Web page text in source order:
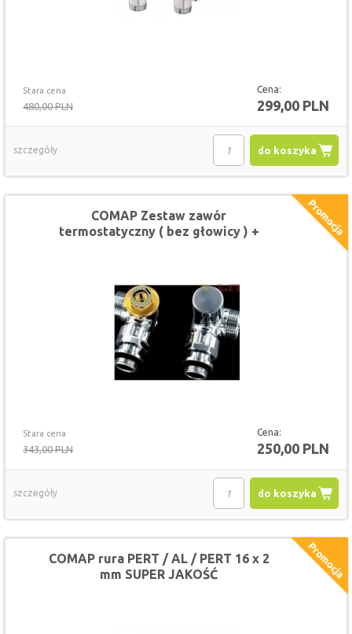
Stara cena
480,00 PLN
Cena:
299,00 PLN
do koszyka
szczegóły
Stara cena
343,00 PLN
Cena:
250,00 PLN
COMAP Zestaw zawór
termostatyczny ( bez głowicy ) +
do koszyka
szczegóły
COMAP rura PERT / AL / PERT 16 x 2
mm SUPER JAKOŚĆ